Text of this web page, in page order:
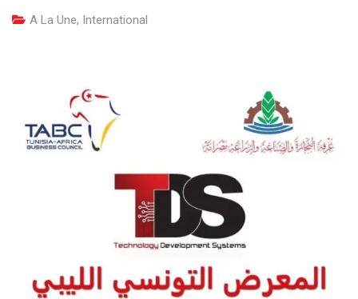
A La Une, International